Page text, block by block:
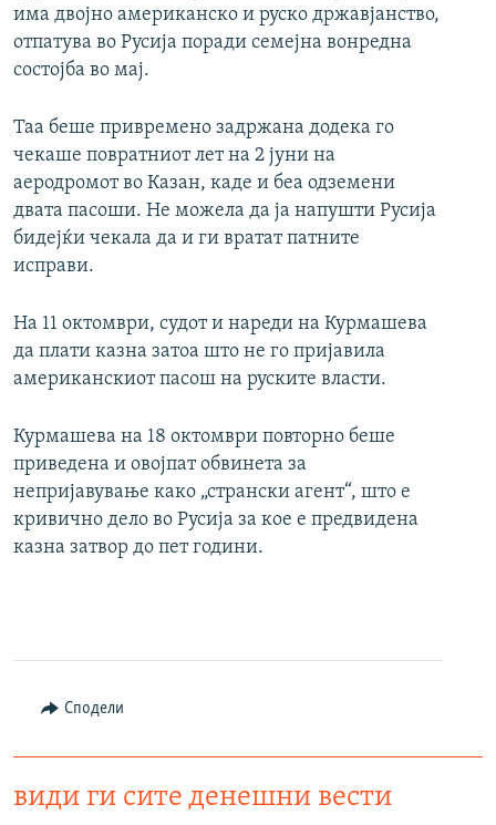
има двојно американско и руско државјанство,
отпатува во Русија поради семејна вонредна
состојба во мај.
Таа беше привремено задржана додека го
чекаше повратниот лет на 2 јуни на
аеродромот во Казан, каде и беа одземени
двата пасоши. Не можела да ја напушти Русија
бидејќи чекала да и ги вратат патните
исправи.
На 11 октомври, судот и нареди на Курмашева
да плати казна затоа што не го пријавила
американскиот пасош на руските власти.
Курмашева на 18 октомври повторно беше
приведена и овојпат обвинета за
непријавување како „странски агент“, што е
кривично дело во Русија за кое е предвидена
казна затвор до пет години.
Сподели
види ги сите денешни вести